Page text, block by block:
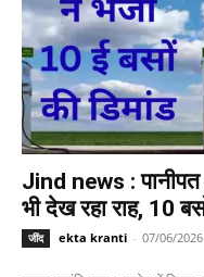
Jind news :
भी देख रहा राह, 10
जींद ekta kranti - 07/06/2026